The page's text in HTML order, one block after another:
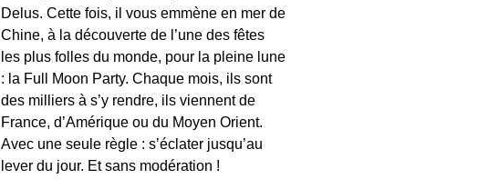
Delus. Cette fois, il vous emmène en mer de
Chine, à la découverte de l’une des fêtes
les plus folles du monde, pour la pleine lune
: la Full Moon Party. Chaque mois, ils sont
des milliers à s’y rendre, ils viennent de
France, d’Amérique ou du Moyen Orient.
Avec une seule règle : s’éclater jusqu’au
lever du jour. Et sans modération !